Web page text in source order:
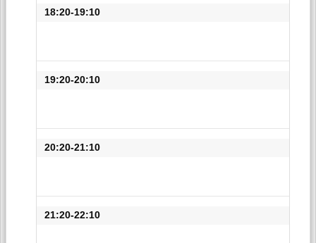
18:20-19:10
19:20-20:10
20:20-21:10
21:20-22:10